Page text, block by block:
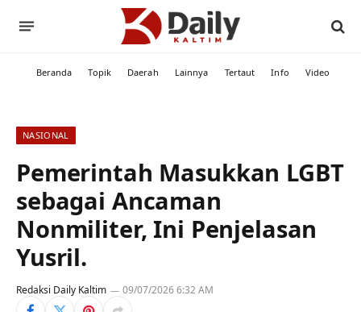
Beranda Topik Daerah Lainnya Tertaut Info Video
NASIONAL
Pemerintah Masukkan LGBT
sebagai Ancaman
Nonmiliter, Ini Penjelasan
Yusril.
Redaksi Daily Kaltim 09/07/2026 6:32 AM